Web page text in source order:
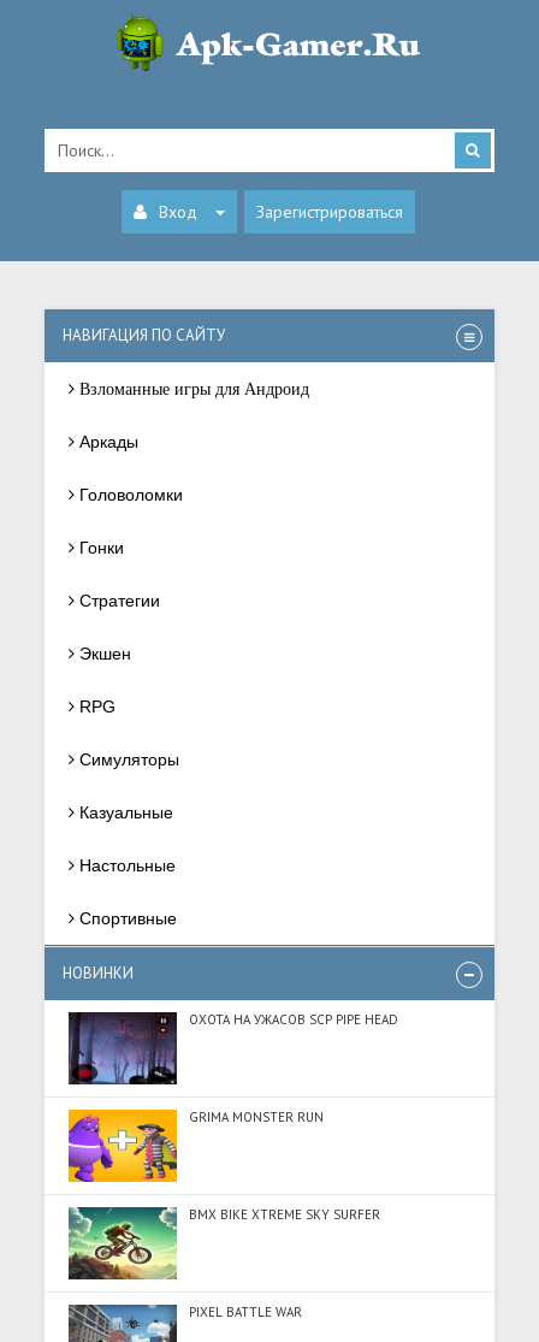
Вход Зарегистрироваться
НАВИГАЦИЯ ПО САЙТУ
Взломанные игры для Андроид
Аркады
Головоломки
Гонки
Стратегии
Экшен
RPG
Симуляторы
Казуальные
Настольные
Спортивные
НОВИНКИ
ОХОТА НА УЖАСОВ SCP PIPE HEAD
GRIMA MONSTER RUN
BMX BIKE XTREME SKY SURFER
PIXEL BATTLE WAR